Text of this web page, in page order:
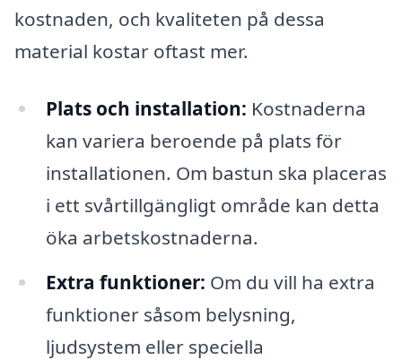
kostnaden, och kvaliteten på dessa
material kostar oftast mer.
Plats och installation: Kostnaderna
kan variera beroende på plats för
installationen. Om bastun ska placeras
i ett svårtillgängligt område kan detta
öka arbetskostnaderna.
Extra funktioner: Om du vill ha extra
funktioner såsom belysning,
ljudsystem eller speciella